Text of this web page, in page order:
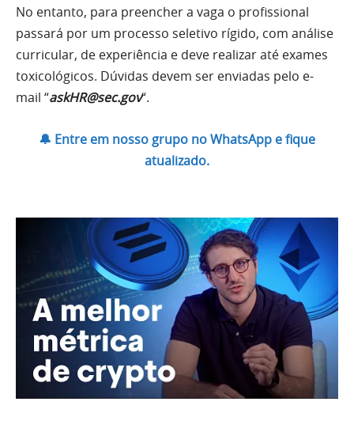
No entanto, para preencher a vaga o profissional
passará por um processo seletivo rígido, com análise
curricular, de experiência e deve realizar até exames
toxicológicos. Dúvidas devem ser enviadas pelo e-
mail “askHR@sec.gov“.
🔔 Entre em nosso grupo no WhatsApp e fique
atualizado.